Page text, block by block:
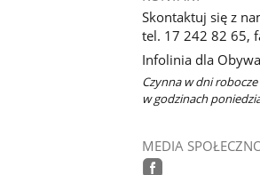
Skontaktuj się z
tel. 17 242 82 65,
Infolinia dla
Czynna w dni robocze
w godzinach
MEDIA